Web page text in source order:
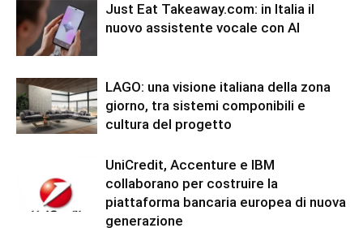
Just Eat Takeaway.com: in Italia il
nuovo assistente vocale con AI
LAGO: una visione italiana della zona
giorno, tra sistemi componibili e
cultura del progetto
UniCredit, Accenture e IBM
collaborano per costruire la
piattaforma bancaria europea di nuova
generazione